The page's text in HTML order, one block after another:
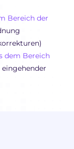
Bereich der
dem Bereich